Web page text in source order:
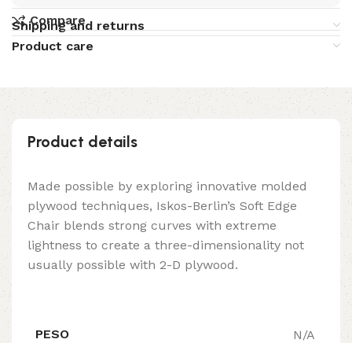
Compare
Shipping and returns
Product care
Product details
Made possible by exploring innovative molded
plywood techniques, Iskos-Berlin’s Soft Edge
Chair blends strong curves with extreme
lightness to create a three-dimensionality not
usually possible with 2-D plywood.
PESO N/A